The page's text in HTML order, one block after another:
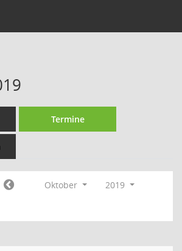
Termine
Oktober
2019